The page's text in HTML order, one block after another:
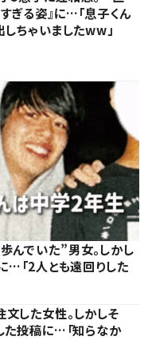
ぎる姿』に…「息子くん
しちゃいましたww」
んでいた”男女。しかし
「2人とも遠回りした
した女性。しかしそ
た投稿に…「知らなか